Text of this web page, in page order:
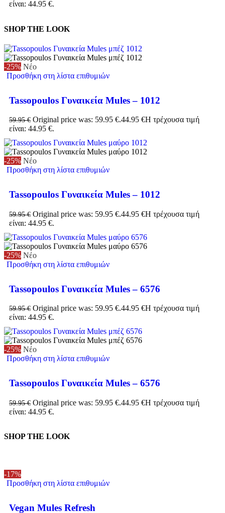
είναι: 44.95 €.
SHOP THE LOOK
-25% Νέο
Προσθήκη στη λίστα επιθυμιών
Tassopoulos Γυναικεία Mules – 1012
59.95€ Original price was: 59.95 €.44.95 €Η τρέχουσα τιμή
είναι: 44.95 €.
-25% Νέο
Προσθήκη στη λίστα επιθυμιών
Tassopoulos Γυναικεία Mules – 1012
59.95€ Original price was: 59.95 €.44.95 €Η τρέχουσα τιμή
είναι: 44.95 €.
-25% Νέο
Προσθήκη στη λίστα επιθυμιών
Tassopoulos Γυναικεία Mules – 6576
59.95€ Original price was: 59.95 €.44.95 €Η τρέχουσα τιμή
είναι: 44.95 €.
-25% Νέο
Προσθήκη στη λίστα επιθυμιών
Tassopoulos Γυναικεία Mules – 6576
59.95€ Original price was: 59.95 €.44.95 €Η τρέχουσα τιμή
είναι: 44.95 €.
SHOP THE LOOK
-17%
Προσθήκη στη λίστα επιθυμιών
Vegan Mules Refresh